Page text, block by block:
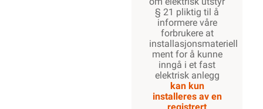
§ 21 pliktig til å
informere våre
forbrukere at
installasjonsmateriell
ment for å kunne
inngå i et fast
elektrisk anlegg
kan kun
installeres av en